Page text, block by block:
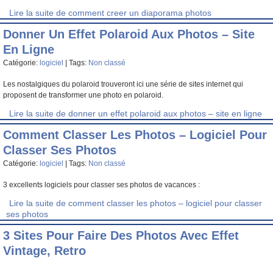
Lire la suite de comment creer un diaporama photos
Donner Un Effet Polaroid Aux Photos – Site
En Ligne
Catégorie: logiciel | Tags: Non classé
Les nostalgiques du polaroid trouveront ici une série de sites internet qui
proposent de transformer une photo en polaroid.
Lire la suite de donner un effet polaroid aux photos – site en ligne
Comment Classer Les Photos – Logiciel Pour
Classer Ses Photos
Catégorie: logiciel | Tags: Non classé
3 excellents logiciels pour classer ses photos de vacances :
Lire la suite de comment classer les photos – logiciel pour classer
ses photos
3 Sites Pour Faire Des Photos Avec Effet
Vintage, Retro